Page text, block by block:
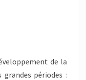
de la
périodes :